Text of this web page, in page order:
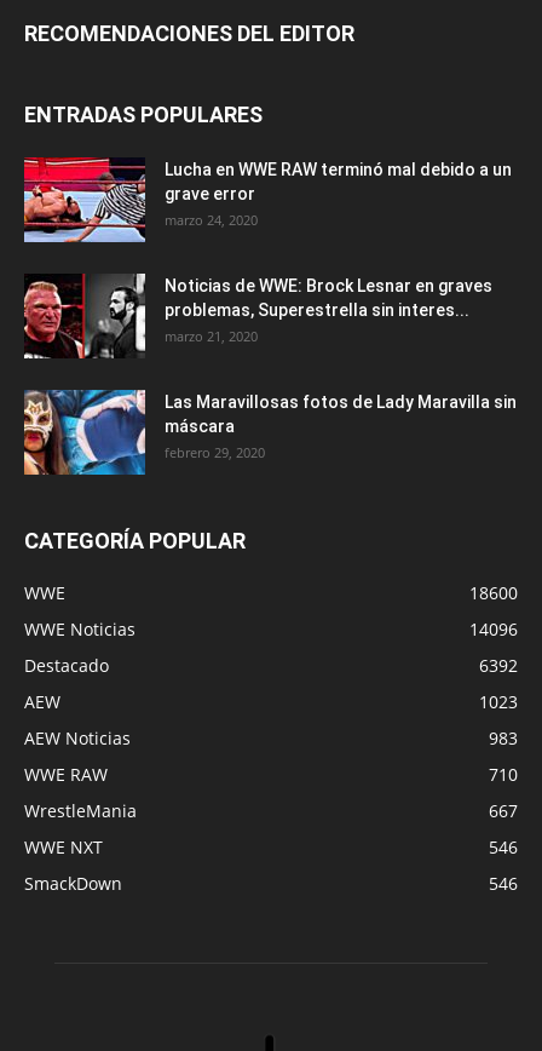
RECOMENDACIONES DEL EDITOR
ENTRADAS POPULARES
Lucha en WWE RAW terminó mal debido a un
grave error
marzo 24, 2020
Noticias de WWE: Brock Lesnar en graves
problemas, Superestrella sin interes...
marzo 21, 2020
Las Maravillosas fotos de Lady Maravilla sin
máscara
febrero 29, 2020
CATEGORÍA POPULAR
WWE
18600
WWE Noticias
14096
Destacado
6392
AEW
1023
AEW Noticias
983
WWE RAW
710
WrestleMania
667
WWE NXT
546
SmackDown
546